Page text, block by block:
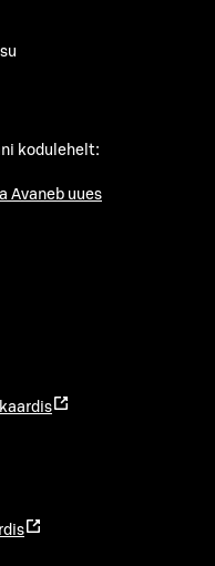
kodulehelt:
Avaneb uues